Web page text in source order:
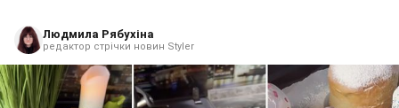
Людмила Рябухіна
редактор стрічки новин Styler